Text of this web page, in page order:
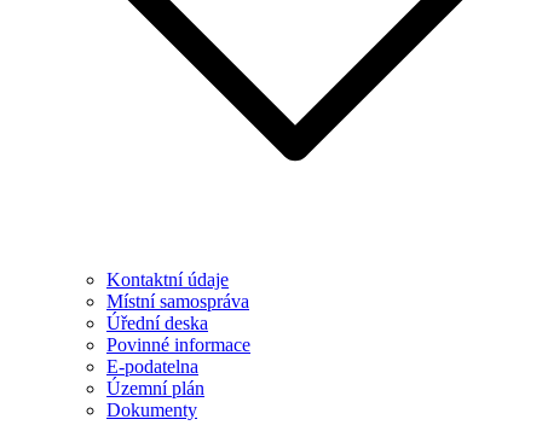
Kontaktní údaje
Místní samospráva
Úřední deska
Povinné informace
E-podatelna
Územní plán
Dokumenty